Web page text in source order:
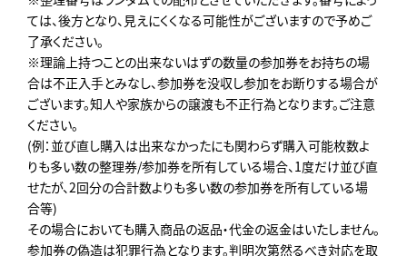
ては、後方となり、見えにくくなる可能性がございますので予めご
了承ください。
※理論上持つことの出来ないはずの数量の参加券をお持ちの場
合は不正入手とみなし、参加券を没収し参加をお断りする場合が
ございます。知人や家族からの譲渡も不正行為となります。ご注意
ください。
(例：並び直し購入は出来なかったにも関わらず購入可能枚数よ
りも多い数の整理券/参加券を所有している場合、1度だけ並び直
せたが、2回分の合計数よりも多い数の参加券を所有している場
合等)
その場合においても購入商品の返品・代金の返金はいたしません。
参加券の偽造は犯罪行為となります。判明次第然るべき対応を取